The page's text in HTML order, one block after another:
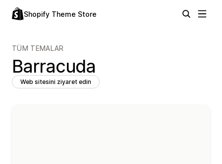
Shopify Theme Store
TÜM TEMALAR
Barracuda
Web sitesini ziyaret edin